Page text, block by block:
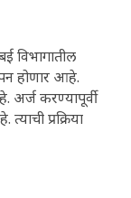
विभागातील
होणार आहे.
अर्ज करण्यापूर्वी
प्रक्रिया